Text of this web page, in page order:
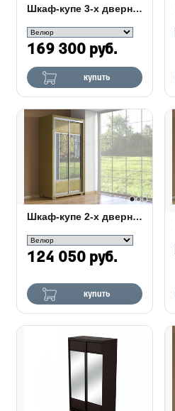
Шкаф-купе 3-х дверный Orma Soft 2 зеркала
169 300 руб.
купить
Шкаф-купе 2-х дверный Orma Soft 2 зеркала
124 050 руб.
купить